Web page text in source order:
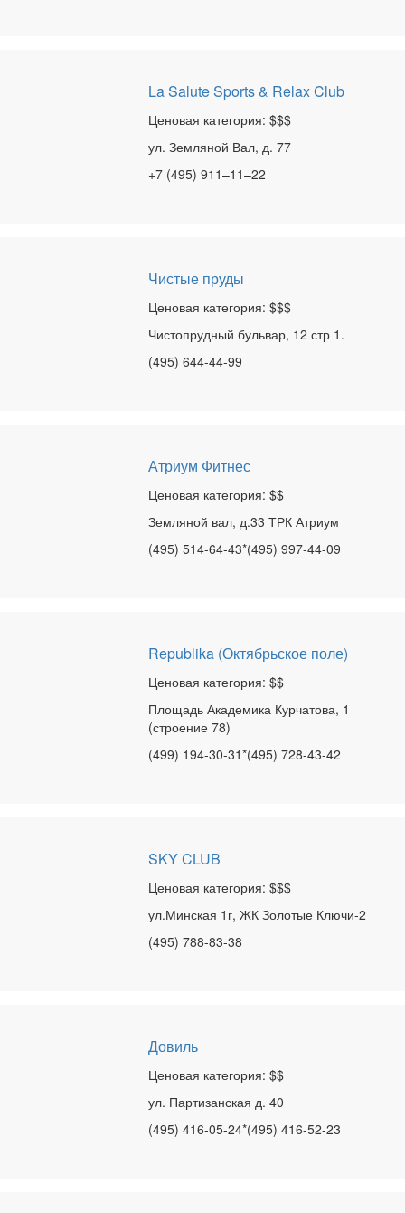
La Salute Sports & Relax Club
Ценовая категория: $$$
ул. Земляной Вал, д. 77
+7 (495) 911–11–22
Чистые пруды
Ценовая категория: $$$
Чистопрудный бульвар, 12 стр 1.
(495) 644-44-99
Атриум Фитнес
Ценовая категория: $$
Земляной вал, д.33 ТРК Атриум
(495) 514-64-43*(495) 997-44-09
Republika (Октябрьское поле)
Ценовая категория: $$
Площадь Академика Курчатова, 1
(строение 78)
(499) 194-30-31*(495) 728-43-42
SKY CLUB
Ценовая категория: $$$
ул.Минская 1г, ЖК Золотые Ключи-2
(495) 788-83-38
Довиль
Ценовая категория: $$
ул. Партизанская д. 40
(495) 416-05-24*(495) 416-52-23